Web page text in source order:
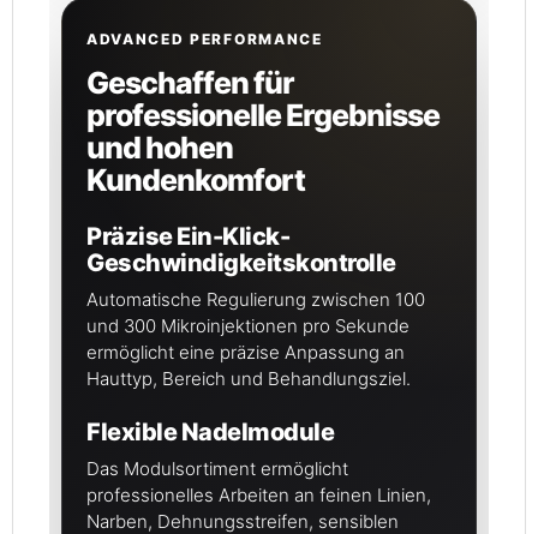
ADVANCED PERFORMANCE
Geschaffen für
professionelle Ergebnisse
und hohen
Kundenkomfort
Präzise Ein-Klick-
Geschwindigkeitskontrolle
Automatische Regulierung zwischen 100
und 300 Mikroinjektionen pro Sekunde
ermöglicht eine präzise Anpassung an
Hauttyp, Bereich und Behandlungsziel.
Flexible Nadelmodule
Das Modulsortiment ermöglicht
professionelles Arbeiten an feinen Linien,
Narben, Dehnungsstreifen, sensiblen